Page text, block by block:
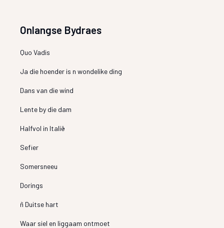
Onlangse Bydraes
Quo Vadis
Ja die hoender is n wondelike ding
Dans van die wind
Lente by die dam
Halfvol in Italië
Sefier
Somersneeu
Dorings
ñ Duitse hart
Waar siel en liggaam ontmoet